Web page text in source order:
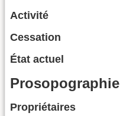
Activité
Cessation
État actuel
Prosopographie
Propriétaires